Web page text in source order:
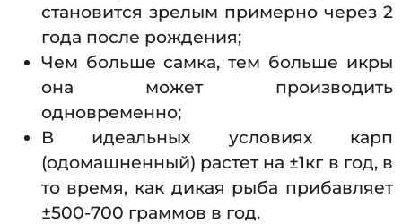
становится зрелым примерно через 2
года после рождения;
Чем больше самка, тем больше икры
она может производить
одновременно;
В идеальных условиях карп
(одомашненный) растет на ±1кг в год, в
то время, как дикая рыба прибавляет
±500-700 граммов в год.